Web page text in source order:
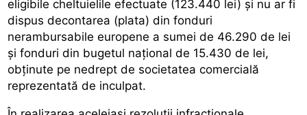
eligibile cheltuielile efectuate (123.440 lei) şi nu ar fi
dispus decontarea (plata) din fonduri
nerambursabile europene a sumei de 46.290 de lei
şi fonduri din bugetul naţional de 15.430 de lei,
obţinute pe nedrept de societatea comercială
reprezentată de inculpat.